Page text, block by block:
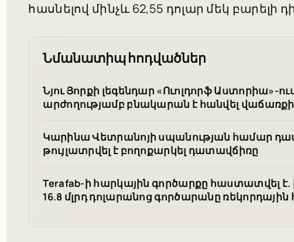
հասնելով մինչև 62,55 դոլար մեկ բարելի
Նմանատիպ հոդվածներ
Նյու Յորքի լեգենդար «Ուոլդորֆ Աստորիա»-
արժողությամբ բնակարան է հանվել վաճառքի
Կարինա Վետրանոյի սպանության համար
թույլատրվել է բողոքարկել դատավճիռը
Terafab-ի հարկային գործարքը հաստատվել է.
16.8 մլրդ դոլարանոց գործարանը ռեկորդային